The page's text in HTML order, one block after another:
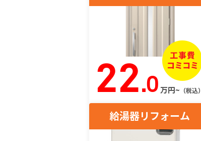
22.0 万円~ （税込）
給湯器リフォーム